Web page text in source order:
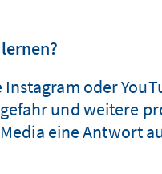
oder
und weitere
eine Antwort